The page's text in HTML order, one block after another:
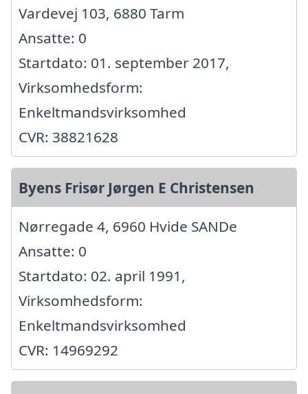
Vardevej 103, 6880 Tarm
Ansatte: 0
Startdato: 01. september 2017,
Virksomhedsform:
Enkeltmandsvirksomhed
CVR: 38821628
Byens Frisør Jørgen E Christensen
Nørregade 4, 6960 Hvide SANDe
Ansatte: 0
Startdato: 02. april 1991,
Virksomhedsform:
Enkeltmandsvirksomhed
CVR: 14969292